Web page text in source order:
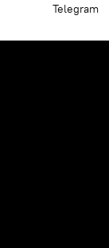
Telegram